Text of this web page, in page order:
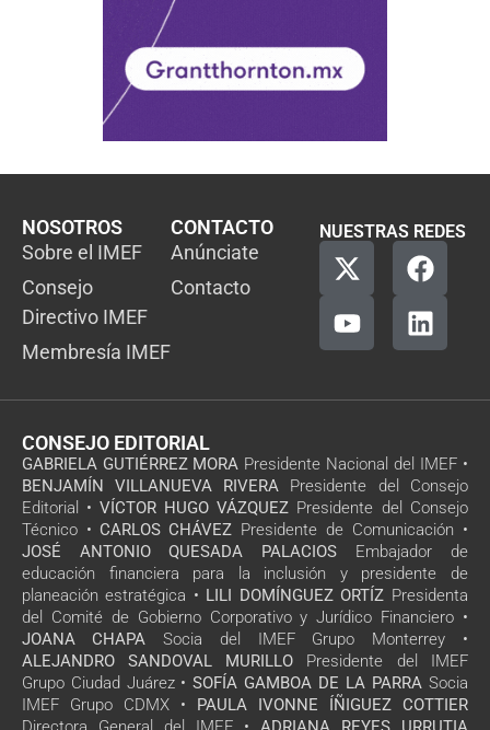
NOSOTROS
Sobre el IMEF
Consejo
Directivo IMEF
Membresía IMEF
CONTACTO
Anúnciate
Contacto
NUESTRAS REDES
CONSEJO EDITORIAL
GABRIELA GUTIÉRREZ MORA Presidente Nacional del IMEF •
BENJAMÍN VILLANUEVA RIVERA Presidente del Consejo
Editorial • VÍCTOR HUGO VÁZQUEZ Presidente del Consejo
Técnico • CARLOS CHÁVEZ Presidente de Comunicación •
JOSÉ ANTONIO QUESADA PALACIOS Embajador de
educación financiera para la inclusión y presidente de
planeación estratégica • LILI DOMÍNGUEZ ORTÍZ Presidenta
del Comité de Gobierno Corporativo y Jurídico Financiero •
JOANA CHAPA Socia del IMEF Grupo Monterrey •
ALEJANDRO SANDOVAL MURILLO Presidente del IMEF
Grupo Ciudad Juárez • SOFÍA GAMBOA DE LA PARRA Socia
IMEF Grupo CDMX • PAULA IVONNE ÍÑIGUEZ COTTIER